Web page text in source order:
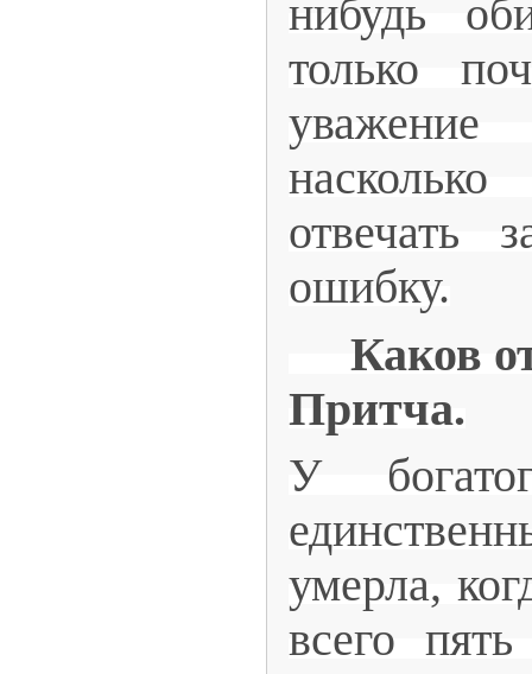
нибудь
только
отвечать
ошибку.
Каков
Притча.
У
умерла,
всего